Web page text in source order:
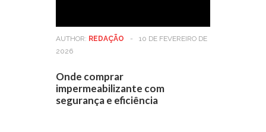
AUTHOR: REDAÇÃO -
10 DE FEVEREIRO DE
2026
Onde comprar
impermeabilizante com
segurança e eficiência